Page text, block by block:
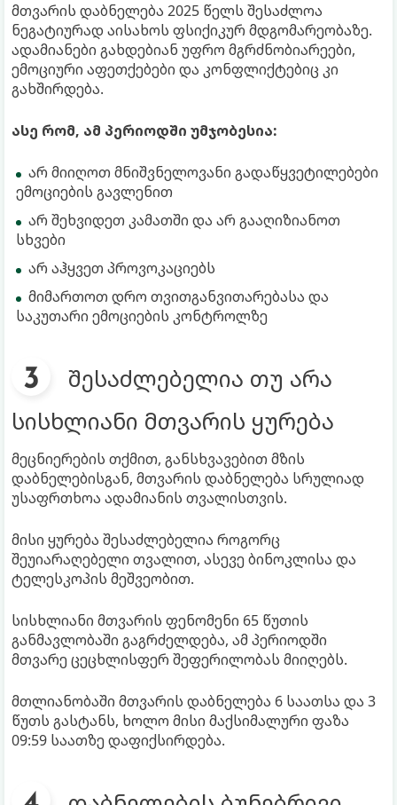
მთვარის დაბნელება 2025 წელს შესაძლოა
ნეგატიურად აისახოს ფსიქიკურ მდგომარეობაზე.
ადამიანები გახდებიან უფრო მგრძნობიარეები,
ემოციური აფეთქებები და კონფლიქტებიც კი
გახშირდება.
ასე რომ, ამ პერიოდში უმჯობესია:
არ მიიღოთ მნიშვნელოვანი გადაწყვეტილებები
ემოციების გავლენით
არ შეხვიდეთ კამათში და არ გააღიზიანოთ
სხვები
არ აჰყვეთ პროვოკაციებს
მიმართოთ დრო თვითგანვითარებასა და
საკუთარი ემოციების კონტროლზე
შესაძლებელია თუ არა
სისხლიანი მთვარის ყურება
მეცნიერების თქმით, განსხვავებით მზის
დაბნელებისგან, მთვარის დაბნელება სრულიად
უსაფრთხოა ადამიანის თვალისთვის.
მისი ყურება შესაძლებელია როგორც
შეუიარაღებელი თვალით, ასევე ბინოკლისა და
ტელესკოპის მეშვეობით.
სისხლიანი მთვარის ფენომენი 65 წუთის
განმავლობაში გაგრძელდება, ამ პერიოდში
მთვარე ცეცხლისფერ შეფერილობას მიიღებს.
მთლიანობაში მთვარის დაბნელება 6 საათსა და 3
წუთს გასტანს, ხოლო მისი მაქსიმალური ფაზა
09:59 საათზე დაფიქსირდება.